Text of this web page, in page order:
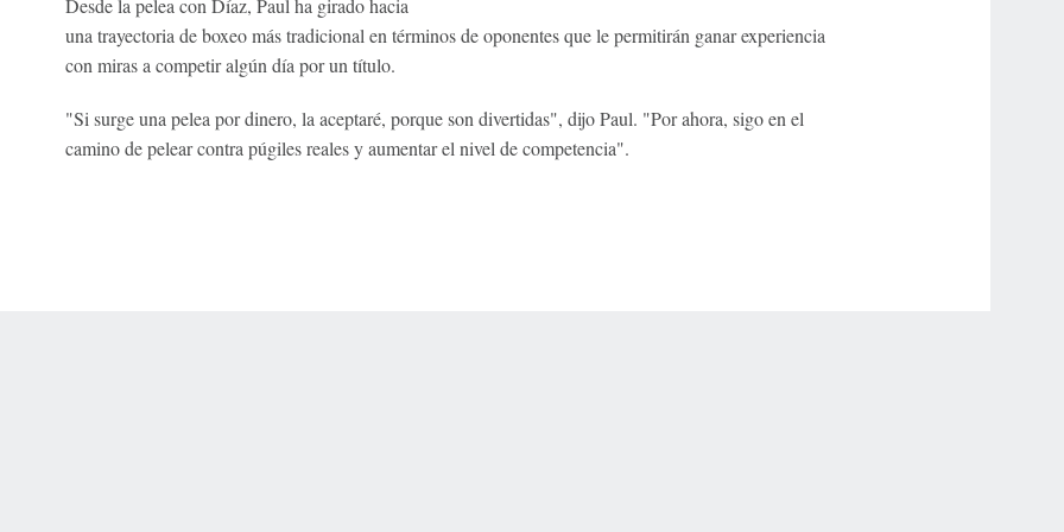
Desde la pelea con Díaz, Paul ha girado hacia
una trayectoria de boxeo más tradicional en términos de oponentes que le permitirán ganar experiencia
con miras a competir algún día por un título.
"Si surge una pelea por dinero, la aceptaré, porque son divertidas", dijo Paul. "Por ahora, sigo en el
camino de pelear contra púgiles reales y aumentar el nivel de competencia".